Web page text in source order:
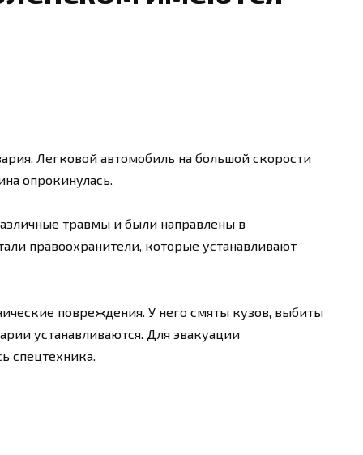
Легковой автомобиль на большой скорости
опрокинулась.
травмы и были направлены в
правоохранители, которые устанавливают
повреждения. У него смяты кузов, выбиты
устанавливаются. Для эвакуации
спецтехника.